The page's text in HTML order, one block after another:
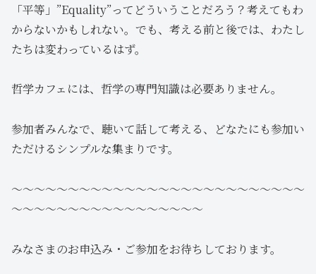
「平等」”Equality”ってどういうことだろう？​考えてもわ
からないかもしれない。​でも、考える前と後では、わたし
たちは変わっているはず。
哲学カフェには、哲学の専門知識は必要ありません。​
参加者みんなで、聴いて話して考える、​どなたにも参加い
ただけるシンプルな集まりです。​
～～～～～～～～～～～～～～～～～～～～～～～～～～
～～～～～～～～～～～～～～～～～
みなさまのお申込み・ご参加をお待ちしております。